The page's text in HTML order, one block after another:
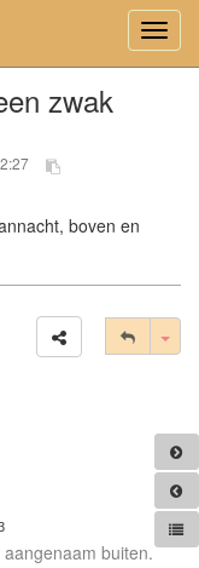
zwak
boven en
aangenaam buiten.